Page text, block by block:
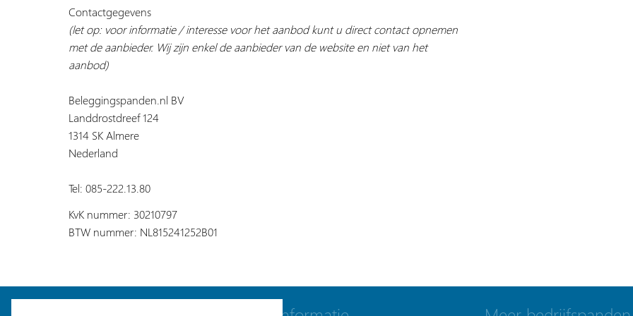
Contactgegevens
(let op: voor informatie / interesse voor het aanbod kunt u direct contact opnemen
met de aanbieder. Wij zijn enkel de aanbieder van de website en niet van het
aanbod)
Beleggingspanden.nl BV
Landdrostdreef 124
1314 SK Almere
Nederland
Tel: 085-222.13.80
KvK nummer: 30210797
BTW nummer: NL815241252B01